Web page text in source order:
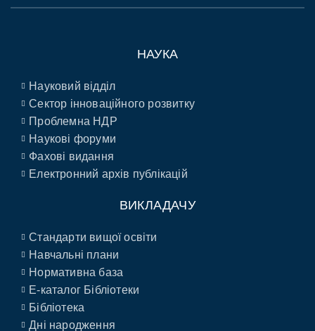
НАУКА
Науковий відділ
Сектор інноваційного розвитку
Проблемна НДР
Наукові форуми
Фахові видання
Електронний архів публікацій
ВИКЛАДАЧУ
Стандарти вищої освіти
Навчальні плани
Нормативна база
E-каталог Бібліотеки
Бібліотека
Дні народження